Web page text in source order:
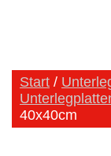
Start /
40x40cm